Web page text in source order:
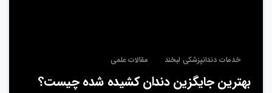
خدمات دندانپزشکی لبخند مقالات علمی
بهترین جایگزین دندان کشیده شده چیست؟